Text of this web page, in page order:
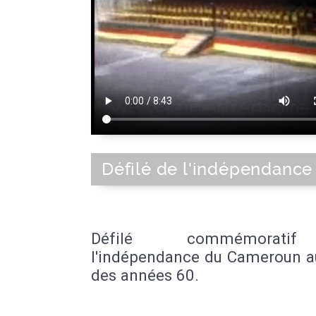
Défilé de l'indépendance
Défilé
l'indépendance du Cameroun
des années 60.